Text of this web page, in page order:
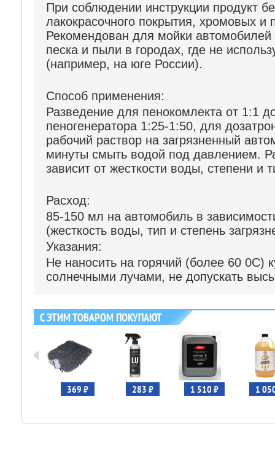
При соблюдении инструкции продукт
лакокрасочного покрытия, хромовых и
Рекомендован для мойки автомобилей
песка и пыли в городах, где не
(например, на юге России).
Способ применения:
Разведение для пенокомлекта от 1:1
пеногенератора 1:25-1:50, для
рабочий раствор на загрязненный
минуты смыть водой под давлением.
зависит от жесткости воды, степени и
Расход:
85-150 мл на автомобиль в
(жесткость воды, тип и степень
Указания:
Не наносить на горячий (более 60 0С)
солнечными лучами, не допускать
С ЭТИМ ТОВАРОМ ПОКУПАЮТ
369 ₽ 283 ₽ 1 510 ₽ 1